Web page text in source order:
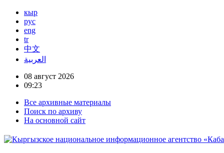
кыр
рус
eng
tr
中文
العربية
08 август 2026
09:23
Все архивные материалы
Поиск по архиву
На основной сайт